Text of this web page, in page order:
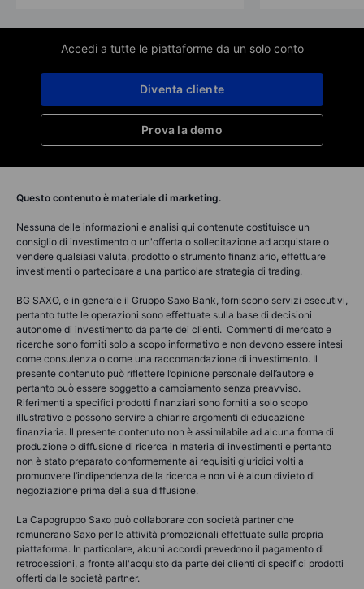
Accedi a tutte le piattaforme da un solo conto
Prova la demo
Diventa cliente
Questo contenuto è materiale di marketing.
Nessuna delle informazioni e analisi qui contenute costituisce un
consiglio di investimento o un'offerta o sollecitazione ad acquistare o
vendere qualsiasi valuta, prodotto o strumento finanziario, effettuare
investimenti o partecipare a una particolare strategia di trading.
BG SAXO, e in generale il Gruppo Saxo Bank, forniscono servizi esecutivi,
pertanto tutte le operazioni sono effettuate sulla base di decisioni
autonome di investimento da parte dei clienti. Commenti di mercato e
ricerche sono forniti solo a scopo informativo e non devono essere intesi
come consulenza o come una raccomandazione di investimento. Il
presente contenuto può riflettere l’opinione personale dell’autore e
pertanto può essere soggetto a cambiamento senza preavviso.
Riferimenti a specifici prodotti finanziari sono forniti a solo scopo
illustrativo e possono servire a chiarire argomenti di educazione
finanziaria. Il presente contenuto non è assimilabile ad alcuna forma di
produzione o diffusione di ricerca in materia di investimenti e pertanto
non è stato preparato conformemente ai requisiti giuridici volti a
promuovere l’indipendenza della ricerca e non vi è alcun divieto di
negoziazione prima della sua diffusione.
La Capogruppo Saxo può collaborare con società partner che
remunerano Saxo per le attività promozionali effettuate sulla propria
piattaforma. In particolare, alcuni accordi prevedono il pagamento di
retrocessioni, a fronte all'acquisto da parte dei clienti di specifici prodotti
offerti dalle società partner.